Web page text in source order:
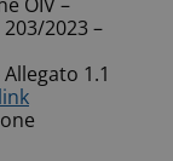
2023 –
1.1
link